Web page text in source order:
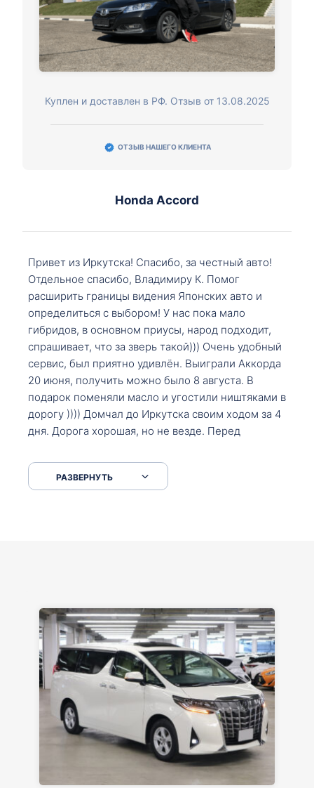
Куплен и доставлен в РФ. Отзыв от 13.08.2025
ОТЗЫВ НАШЕГО КЛИЕНТА
Honda Accord
Привет из Иркутска! Спасибо, за честный авто!
Отдельное спасибо, Владимиру К. Помог
расширить границы видения Японских авто и
определиться с выбором! У нас пока мало
гибридов, в основном приусы, народ подходит,
спрашивает, что за зверь такой))) Очень удобный
сервис, был приятно удивлён. Выиграли Аккорда
20 июня, получить можно было 8 августа. В
подарок поменяли масло и угостили ништяками в
дорогу )))) Домчал до Иркутска своим ходом за 4
дня. Дорога хорошая, но не везде. Перед
серпантинах по пути следования.
РАЗВЕРНУТЬ